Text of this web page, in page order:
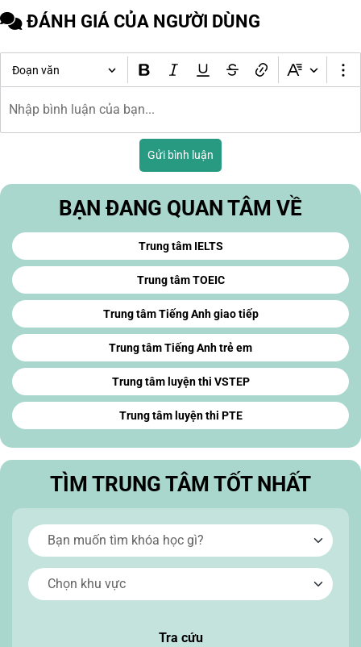
ĐÁNH GIÁ CỦA NGƯỜI DÙNG
Đoạn văn
Gửi bình luận
BẠN ĐANG QUAN TÂM VỀ
Trung tâm IELTS
Trung tâm TOEIC
Trung tâm Tiếng Anh giao tiếp
Trung tâm Tiếng Anh trẻ em
Trung tâm luyện thi VSTEP
Trung tâm luyện thi PTE
TÌM TRUNG TÂM TỐT NHẤT
Tra cứu